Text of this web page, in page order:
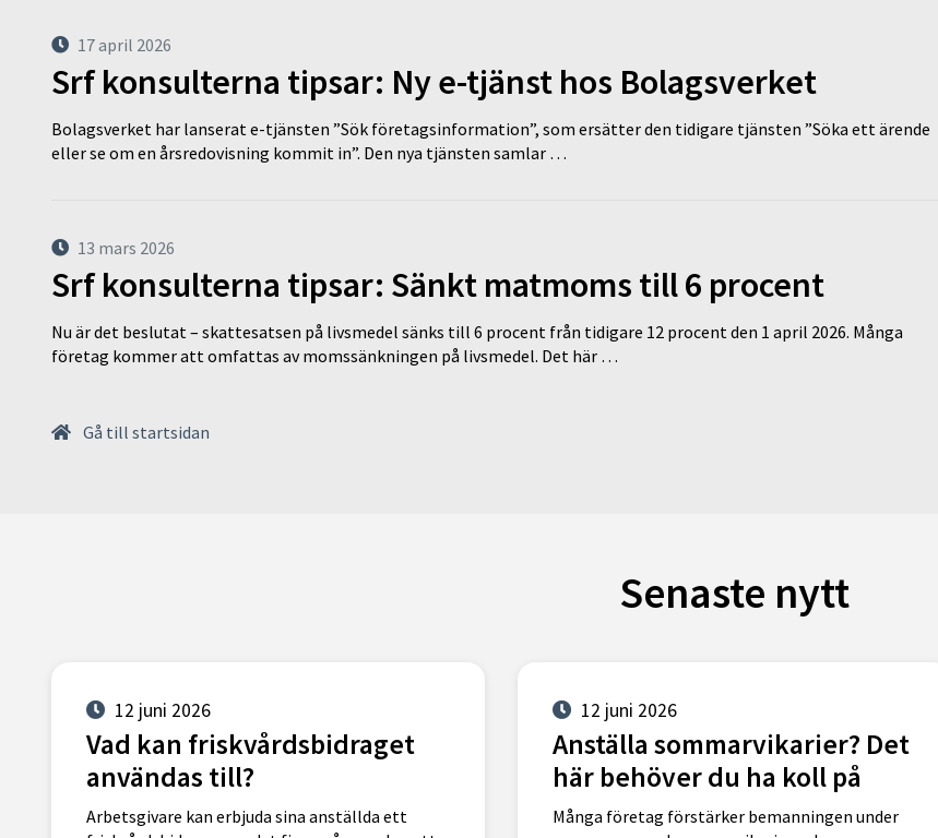
17 april 2026
Srf konsulterna tipsar: Ny e-tjänst hos Bolagsverket
Bolagsverket har lanserat e-tjänsten ”Sök företagsinformation”, som ersätter den tidigare tjänsten ”Söka ett ärende
eller se om en årsredovisning kommit in”. Den nya tjänsten samlar …
13 mars 2026
Srf konsulterna tipsar: Sänkt matmoms till 6 procent
Nu är det beslutat – skattesatsen på livsmedel sänks till 6 procent från tidigare 12 procent den 1 april 2026. Många
företag kommer att omfattas av momssänkningen på livsmedel. Det här …
Gå till startsidan
Senaste nytt
12 juni 2026
Vad kan friskvårdsbidraget
användas till?
Arbetsgivare kan erbjuda sina anställda ett
12 juni 2026
Anställa sommarvikarier? Det
här behöver du ha koll på
Många företag förstärker bemanningen under